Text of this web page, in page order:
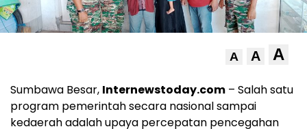
A A A
Sumbawa Besar, Internewstoday.com – Salah satu
program pemerintah secara nasional sampai
kedaerah adalah upaya percepatan pencegahan